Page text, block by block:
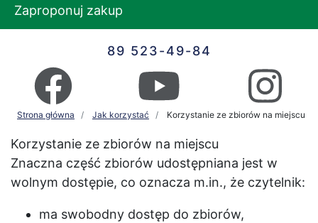
Zaproponuj zakup
89 523-49-84
Strona główna Jak korzystać Korzystanie ze zbiorów na miejscu
Korzystanie ze zbiorów na miejscu
Znaczna część zbiorów udostępniana jest w
wolnym dostępie, co oznacza m.in., że czytelnik:
ma swobodny dostęp do zbiorów,